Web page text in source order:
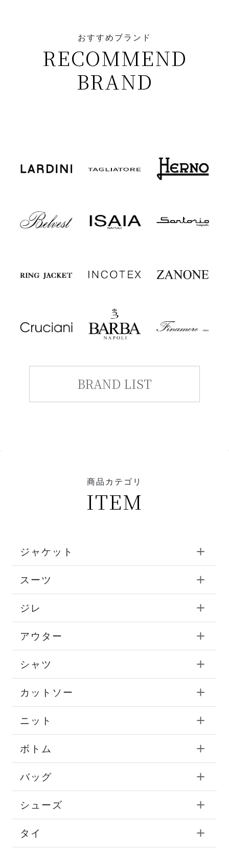
おすすめブランド
RECOMMEND
BRAND
BRAND LIST
商品カテゴリ
ITEM
ジャケット
スーツ
ジレ
アウター
シャツ
カットソー
ニット
ボトム
バッグ
シューズ
タイ